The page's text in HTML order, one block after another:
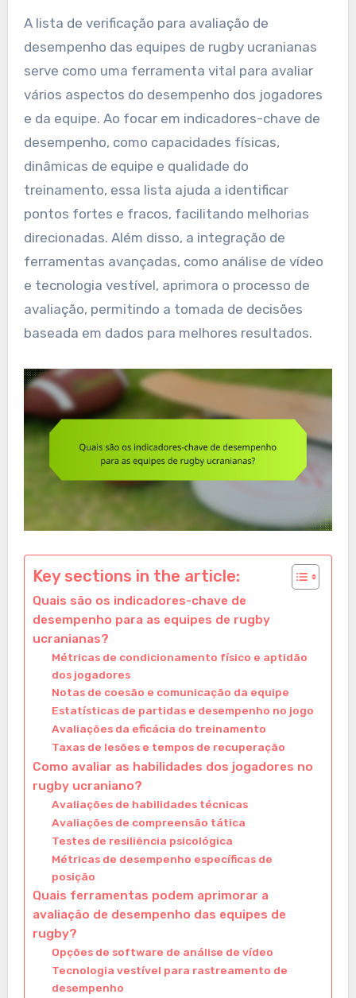
A lista de verificação para avaliação de
desempenho das equipes de rugby ucranianas
serve como uma ferramenta vital para avaliar
vários aspectos do desempenho dos jogadores
e da equipe. Ao focar em indicadores-chave de
desempenho, como capacidades físicas,
dinâmicas de equipe e qualidade do
treinamento, essa lista ajuda a identificar
pontos fortes e fracos, facilitando melhorias
direcionadas. Além disso, a integração de
ferramentas avançadas, como análise de vídeo
e tecnologia vestível, aprimora o processo de
avaliação, permitindo a tomada de decisões
baseada em dados para melhores resultados.
Key sections in the article:
Quais são os indicadores-chave de
desempenho para as equipes de rugby
ucranianas?
Métricas de condicionamento físico e aptidão
dos jogadores
Notas de coesão e comunicação da equipe
Estatísticas de partidas e desempenho no jogo
Avaliações da eficácia do treinamento
Taxas de lesões e tempos de recuperação
Como avaliar as habilidades dos jogadores no
rugby ucraniano?
Avaliações de habilidades técnicas
Avaliações de compreensão tática
Testes de resiliência psicológica
Métricas de desempenho específicas de
posição
Quais ferramentas podem aprimorar a
avaliação de desempenho das equipes de
rugby?
Opções de software de análise de vídeo
Tecnologia vestível para rastreamento de
desempenho